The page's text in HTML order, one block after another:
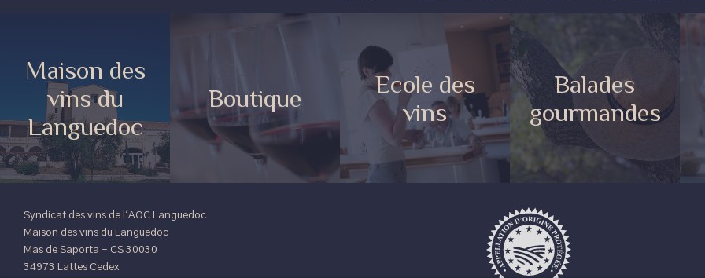
Maison des
vins du
Languedoc
Boutique
Ecole des
vins
Balades
gourmandes
Syndicat des vins de l'AOC Languedoc
Maison des vins du Languedoc
Mas de Saporta - CS 30030
34973 Lattes Cedex